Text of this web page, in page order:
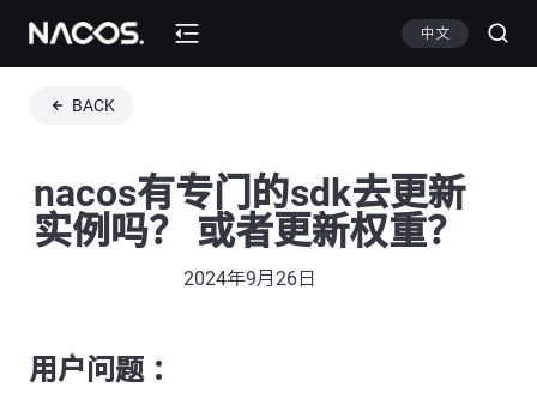
中文
BACK
nacos有专门的sdk去更新
实例吗？ 或者更新权重？
2024年9月26日
用户问题 ：